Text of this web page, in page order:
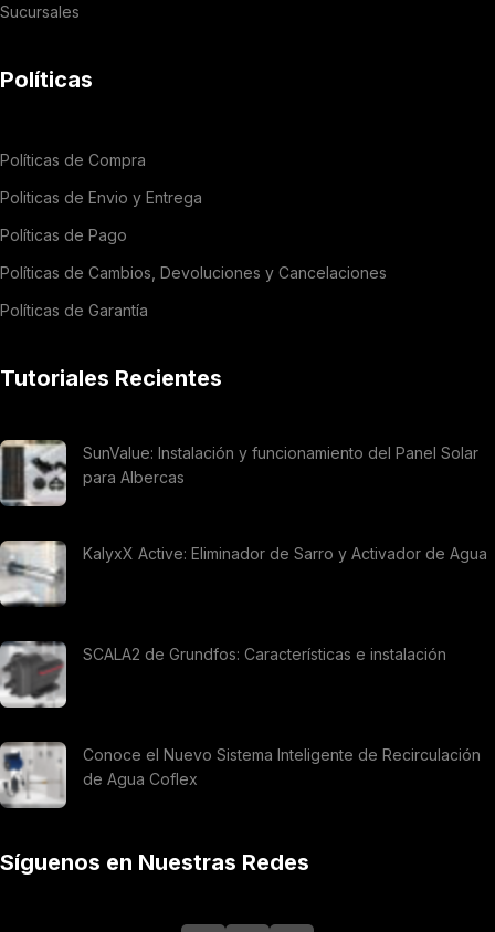
Sucursales
Políticas
Políticas de Compra
Politicas de Envio y Entrega
Políticas de Pago
Políticas de Cambios, Devoluciones y Cancelaciones
Políticas de Garantía
Tutoriales Recientes
SunValue: Instalación y funcionamiento del Panel Solar
para Albercas
KalyxX Active: Eliminador de Sarro y Activador de Agua
SCALA2 de Grundfos: Características e instalación
Conoce el Nuevo Sistema Inteligente de Recirculación
de Agua Coflex
Síguenos en Nuestras Redes